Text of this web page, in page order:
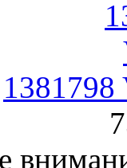
1381798